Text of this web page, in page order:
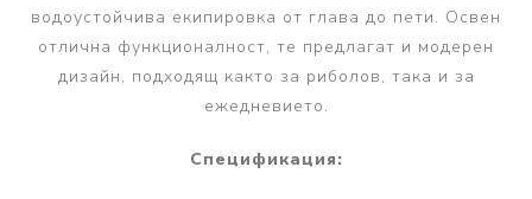
водоустойчива екипировка от глава до пети. Освен
отлична функционалност, те предлагат и модерен
дизайн, подходящ както за риболов, така и за
ежедневието.
Спецификация: